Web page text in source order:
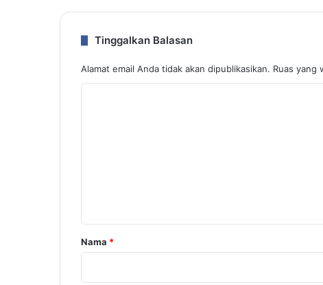
Tinggalkan Balasan
Alamat email Anda tidak akan dipublikasikan. Ruas yang
rNama *